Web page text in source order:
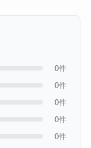
0件
0件
0件
0件
0件